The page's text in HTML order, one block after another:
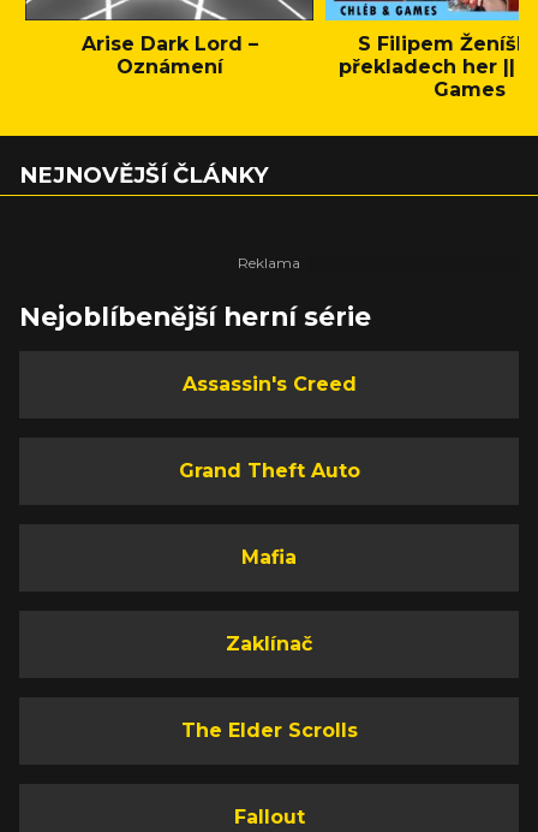
Arise Dark Lord –
Oznámení
S Filipem
překladech her ||
Games
NEJNOVĚJŠÍ ČLÁNKY
Nejoblíbenější herní série
Assassin's Creed
Grand Theft Auto
Mafia
Zaklínač
The Elder Scrolls
Fallout